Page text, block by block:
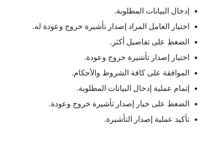
إدخال البيانات المطلوبة.
اختيار العامل المراد إصدار تأشيرة خروج وعودة له.
الضغط على تفاصيل أكثر.
اختيار إصدار تأشيرة خروج وعودة.
الموافقة على كافة الشروط والأحكام.
إتمام عملية إدخال البيانات المطلوبة.
الضغط على خيار إصدار تأشيرة خروج وعودة.
تأكيد عملية إصدار التأشيرة.